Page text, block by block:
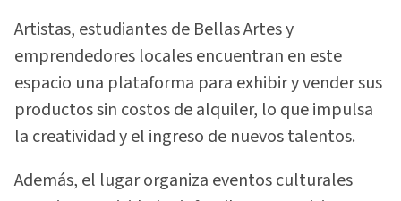
Artistas, estudiantes de Bellas Artes y
emprendedores locales encuentran en este
espacio una plataforma para exhibir y vender sus
productos sin costos de alquiler, lo que impulsa
la creatividad y el ingreso de nuevos talentos.
Además, el lugar organiza eventos culturales